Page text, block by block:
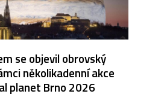
se objevil obrovský
několikadenní akce
planet Brno 2026